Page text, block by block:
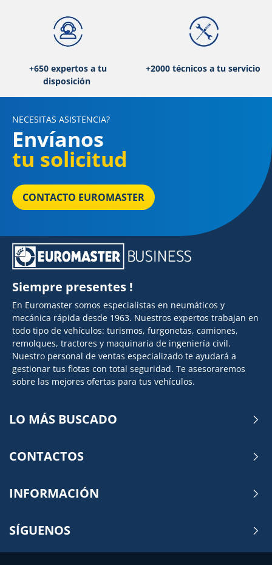
+650 expertos a tu
disposición
+2000 técnicos a tu servicio
NECESITAS ASISTENCIA?
Envíanos
tu solicitud
CONTACTO EUROMASTER
Siempre presentes !
En Euromaster somos especialistas en neumáticos y
mecánica rápida desde 1963. Nuestros expertos trabajan en
todo tipo de vehículos: turismos, furgonetas, camiones,
remolques, tractores y maquinaria de ingeniería civil.
Nuestro personal de ventas especializado te ayudará a
gestionar tus flotas con total seguridad. Te asesoraremos
sobre las mejores ofertas para tus vehículos.
LO MÁS BUSCADO
CONTACTOS
INFORMACIÓN
SÍGUENOS